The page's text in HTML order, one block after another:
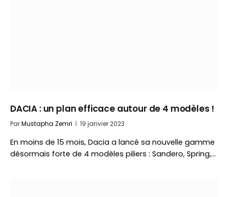
DACIA : un plan efficace autour de 4 modèles !
ParMustapha Zemri 19 janvier 2023
En moins de 15 mois, Dacia a lancé sa nouvelle gamme
désormais forte de 4 modèles piliers : Sandero, Spring,…